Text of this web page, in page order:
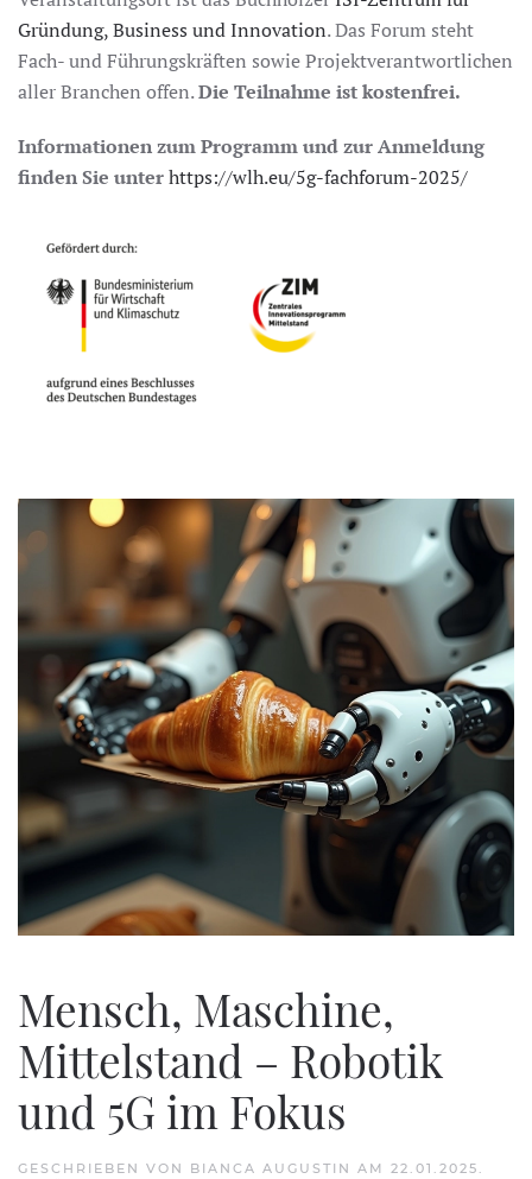
Gründung, Business und Innovation. Das Forum steht
Fach- und Führungskräften sowie Projektverantwortlichen
aller Branchen offen.Die Teilnahme ist kostenfrei.
Informationen zum Programm und zur Anmeldung
finden Sie unterhttps://wlh.eu/5g-fachforum-2025/
Mensch, Maschine,
Mittelstand – Robotik
und 5G im Fokus
GESCHRIEBEN VON BIANCA AUGUSTIN AM 22.01.2025 .